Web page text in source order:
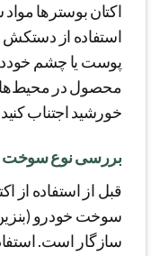
اکتان بوسترها
استفاده از دستکش
پوست یا چشم
محصول در
خورشید اجتناب
بررسی نوع سوخت
قبل از استفاده از
سوخت خودرو
سازگار است.